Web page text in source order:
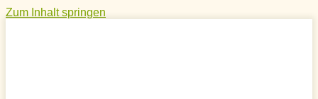
Zum Inhalt springen